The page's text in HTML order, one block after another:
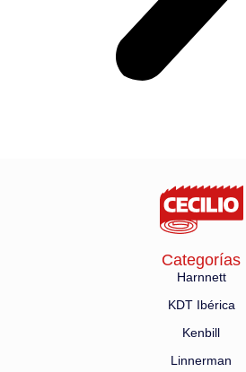
Categorías
Harnnett
KDT Ibérica
Kenbill
Linnerman